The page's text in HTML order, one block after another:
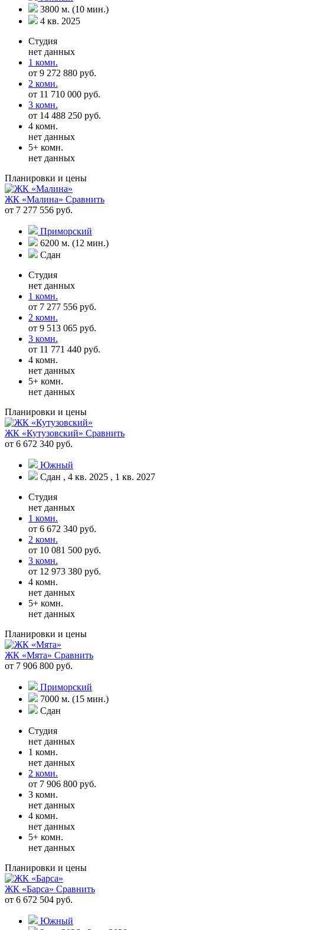
3800 м. (10 мин.)
4 кв. 2025
Студия
нет данных
1 комн.
от 9 272 880 руб.
2 комн.
от 11 710 000 руб.
3 комн.
от 14 488 250 руб.
4 комн.
нет данных
5+ комн.
нет данных
Планировки и цены
ЖК «Малина» Сравнить
от 7 277 556 руб.
Приморский
6200 м. (12 мин.)
Сдан
Студия
нет данных
1 комн.
от 7 277 556 руб.
2 комн.
от 9 513 065 руб.
3 комн.
от 11 771 440 руб.
4 комн.
нет данных
5+ комн.
нет данных
Планировки и цены
ЖК «Кутузовский» Сравнить
от 6 672 340 руб.
Южный
Сдан , 4 кв. 2025 , 1 кв. 2027
Студия
нет данных
1 комн.
от 6 672 340 руб.
2 комн.
от 10 081 500 руб.
3 комн.
от 12 973 380 руб.
4 комн.
нет данных
5+ комн.
нет данных
Планировки и цены
ЖК «Мята» Сравнить
от 7 906 800 руб.
Приморский
7000 м. (15 мин.)
Сдан
Студия
нет данных
1 комн.
нет данных
2 комн.
от 7 906 800 руб.
3 комн.
нет данных
4 комн.
нет данных
5+ комн.
нет данных
Планировки и цены
ЖК «Барса» Сравнить
от 6 672 504 руб.
Южный